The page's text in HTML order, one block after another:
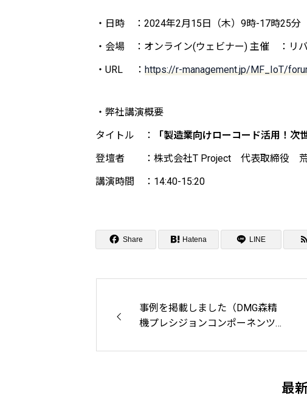
・日時 ：2024年2月15日（木）9時-17時25分
・会場 ：オンライン(ウェビナー) 主催 ：リ
・URL ： https://r-management.jp/MF_IoT/
・弊社講演概要
タイトル ：
「製造業向けローコード活用！次
登壇者 ：株式会社T Project 代表取締役
講演時間 ：14:40-15:20
Share Hatena LINE
事例を掲載しました（DMG森精
機プレシジョンコンポーネンツ
最